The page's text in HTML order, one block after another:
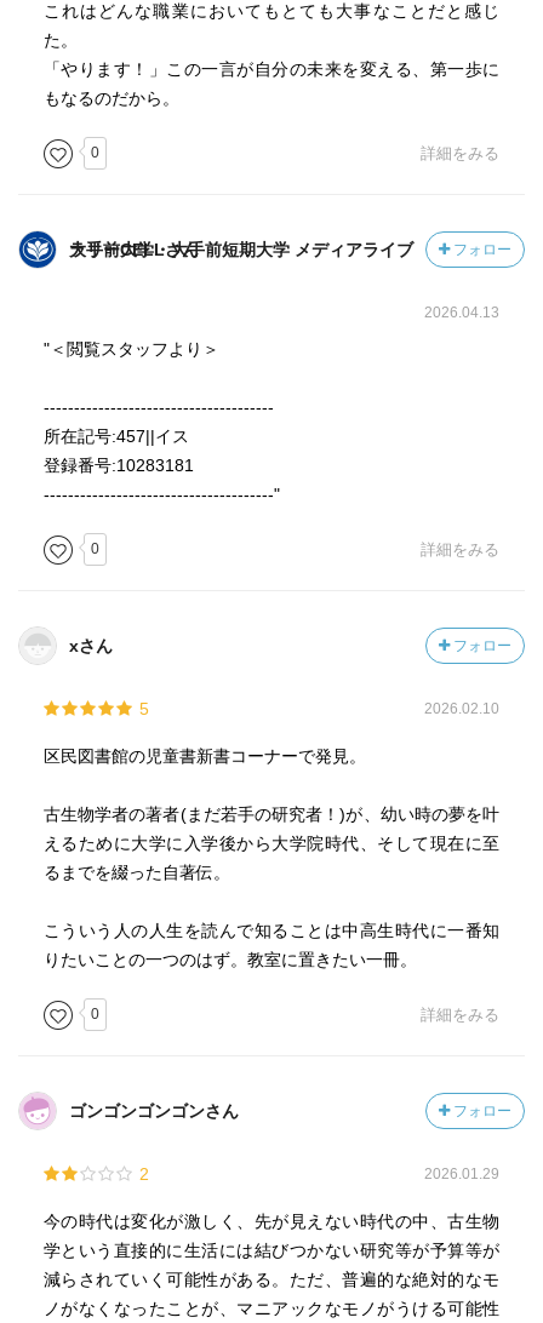
これはどんな職業においてもとても大事なことだと感じ
た。
「やります！」この一言が自分の未来を変える、第一歩に
もなるのだから。
0 詳細をみる
大手前大学・大手前短期大学 メディアライブラリーCELLさん フォロー
2026.04.13
"＜閲覧スタッフより＞
--------------------------------------
所在記号:457||イス
登録番号:10283181
--------------------------------------"
0 詳細をみる
xさん フォロー
5 2026.02.10
区民図書館の児童書新書コーナーで発見。
古生物学者の著者(まだ若手の研究者！)が、幼い時の夢を叶
えるために大学に入学後から大学院時代、そして現在に至
るまでを綴った自著伝。
こういう人の人生を読んで知ることは中高生時代に一番知
りたいことの一つのはず。教室に置きたい一冊。
0 詳細をみる
ゴンゴンゴンゴンさん フォロー
2 2026.01.29
今の時代は変化が激しく、先が見えない時代の中、古生物
学という直接的に生活には結びつかない研究等が予算等が
減らされていく可能性がある。ただ、普遍的な絶対的なモ
ノがなくなったことが、マニアックなモノがうける可能性